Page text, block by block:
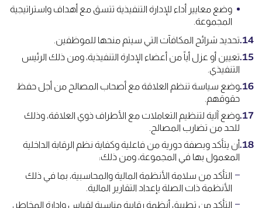
وضع معايير أداء للإدارة التنفيذية تتسق مع أهداف واستراتيجية
المجموعة.
تحديد شرائح المكافآت التي سيتم منحها للموظفين.
تعيين أو عزل أياً من أعضاء الإدارة التنفيذية، ومن ذلك الرئيس
التنفيذي.
وضع سياسة تنظم العلاقة مع أصحاب المصالح من أجل حفظ
حقوقهم.
وضع آلية لتنظيم التعاملات مع الأطراف ذوي العلاقة، وذلك
للحد من تضارب المصالح.
أن يتأكد وبصفة دورية من فاعلية وكفاية نظم الرقابة الداخلية
المعمول بها في المجموعة، ومن ذلك:
التأكد من سلامة الأنظمة المالية والمحاسبية، بما في ذلك
الأنظمة ذات الصلة بإعداد التقارير المالية.
التأكد من تطبيق أنظمة رقابية مناسبة لقياس وإدارة المخاطر،